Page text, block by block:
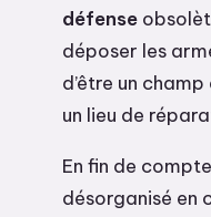
défense
déposer les
d’être un
un lieu de
En fin de
désorganisé en